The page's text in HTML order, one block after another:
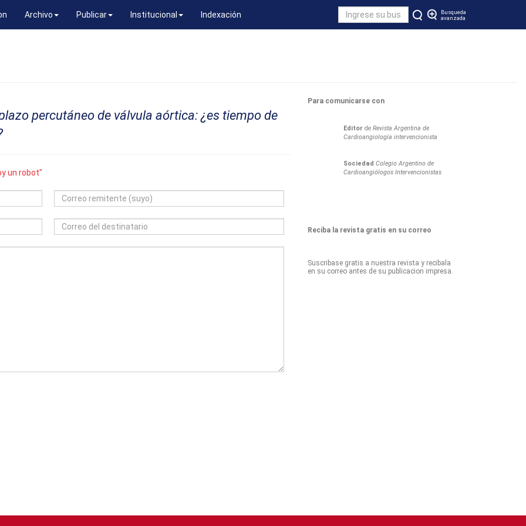
Archivo Publicar Institucional Indexación
Busqueda
avanzada
percutáneo de válvula aórtica: ¿es tiempo de
un robot"
Para comunicarse con
Editor de Revista Argentina de
Cardioangiología intervencionista
Sociedad Colegio Argentino de
Cardioangiólogos Intervencionistas
Reciba la revista gratis en su correo
Suscribase gratis a nuestra revista y recibala
en su correo antes de su publicacion impresa.